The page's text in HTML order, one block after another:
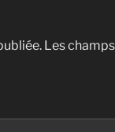
Les